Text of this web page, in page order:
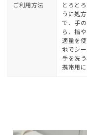
ご利用方法
とろと
うに処
で、手
ら、指
適量を
地でシー
手を洗
携帯用に